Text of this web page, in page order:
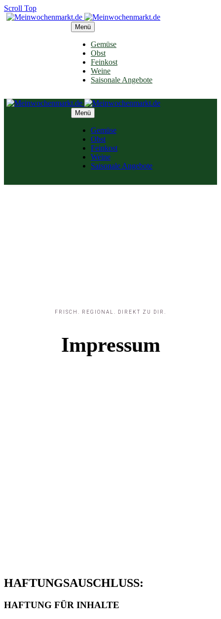
Scroll Top
Menü
Gemüse
Obst
Feinkost
Weine
Saisonale Angebote
Menü
Gemüse
Obst
Feinkost
Weine
Saisonale Angebote
FRISCH. REGIONAL. DIREKT ZU DIR.
Impressum
HAFTUNGSAUSCHLUSS:
HAFTUNG FÜR INHALTE